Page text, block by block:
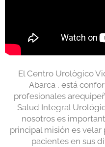
El Centro Urològico
Abarca , está
profesionales
Salud Integral
nosotros es
principal misión es
pacientes en sus